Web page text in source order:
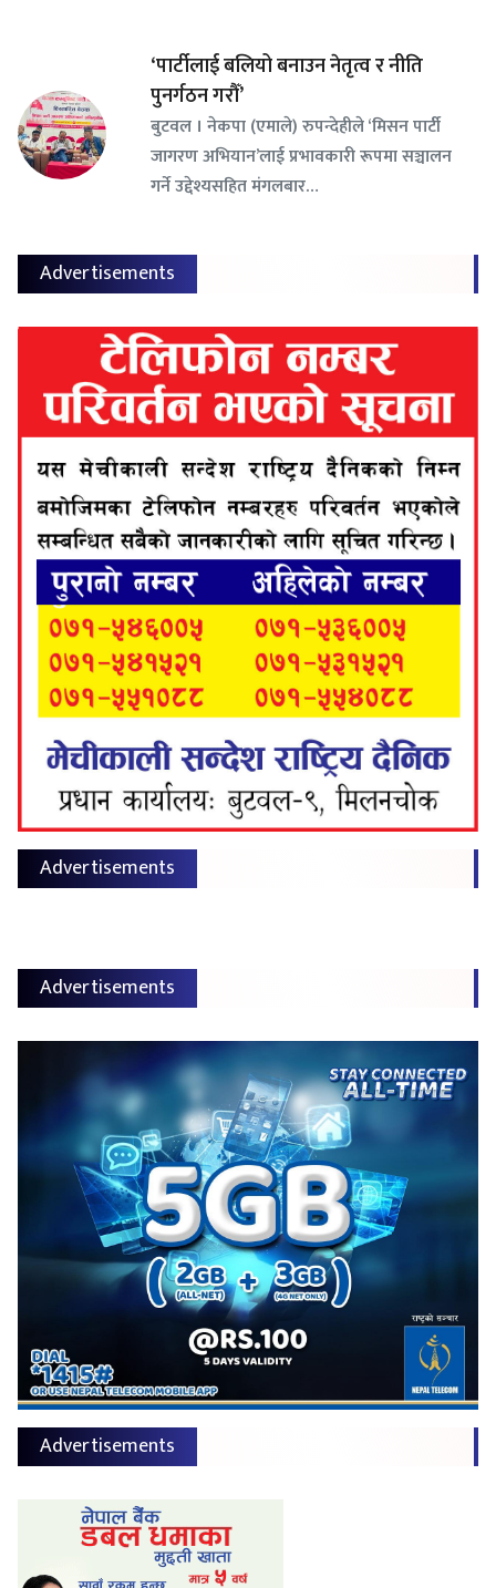
‘पार्टीलाई बलियो बनाउन नेतृत्व र नीति
पुनर्गठन गरौँ’
बुटवल । नेकपा (एमाले) रुपन्देहीले ‘मिसन पार्टी
जागरण अभियान’लाई प्रभावकारी रूपमा सञ्चालन
गर्ने उद्देश्यसहित मंगलबार…
Advertisements
Advertisements
Advertisements
Advertisements